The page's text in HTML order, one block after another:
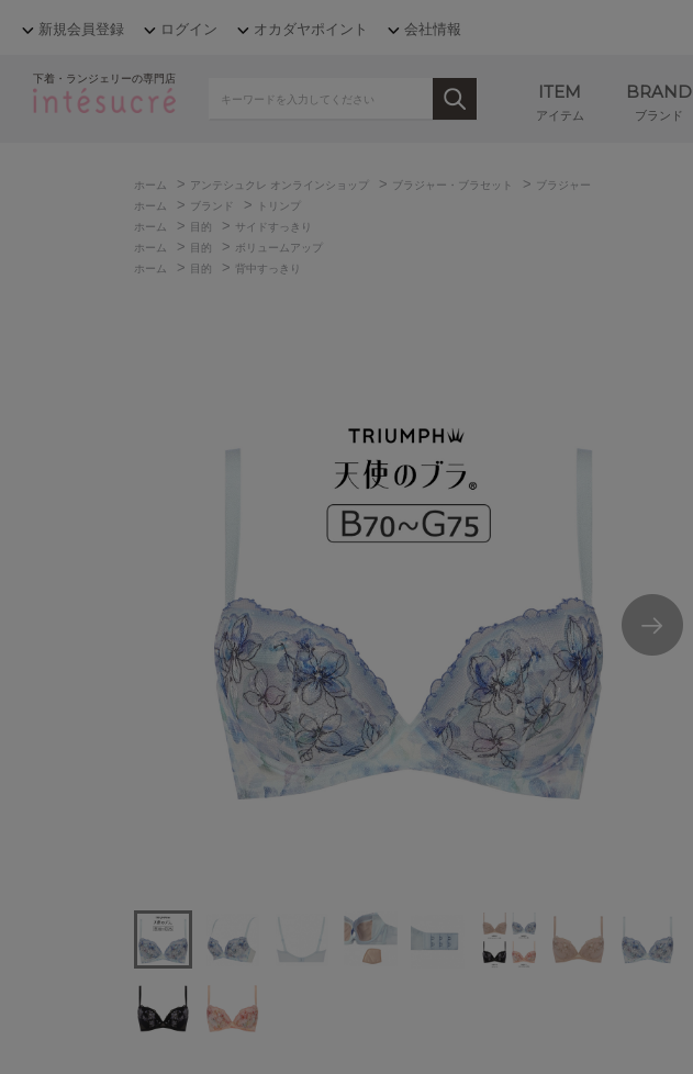
新規会員登録 ログイン オカダヤポイント 会社情報
下着・ランジェリーの専門店
ITEM
アイテム
BRAND
ブランド
ホーム > アンテシュクレ オンラインショップ > ブラジャー・ブラセット > ブラジャー
ホーム
> ブランド >
トリンプ
ホーム
> 目的 > サイドすっきり
ホーム
> 目的 > ボリュームアップ
ホーム
> 目的 > 背中すっきり